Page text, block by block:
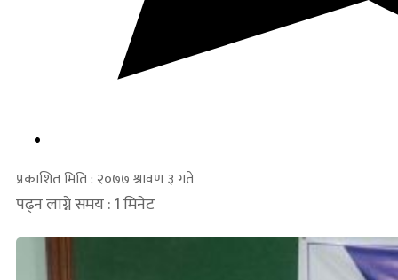
प्रकाशित मिति : २०७७ श्रावण ३ गते
पढ्न लाग्ने समय : 1 मिनेट